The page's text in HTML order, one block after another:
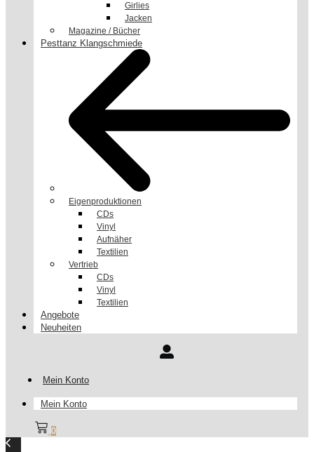
Girlies
Jacken
Magazine / Bücher
Pesttanz Klangschmiede
Eigenproduktionen
CDs
Vinyl
Aufnäher
Textilien
Vertrieb
CDs
Vinyl
Textilien
Angebote
Neuheiten
Mein Konto
Mein Konto
0